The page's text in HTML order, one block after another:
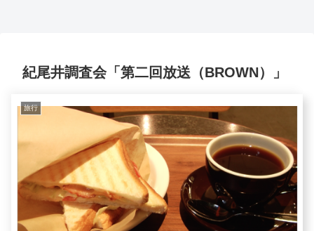
紀尾井調査会「第二回放送（BROWN）」
旅行